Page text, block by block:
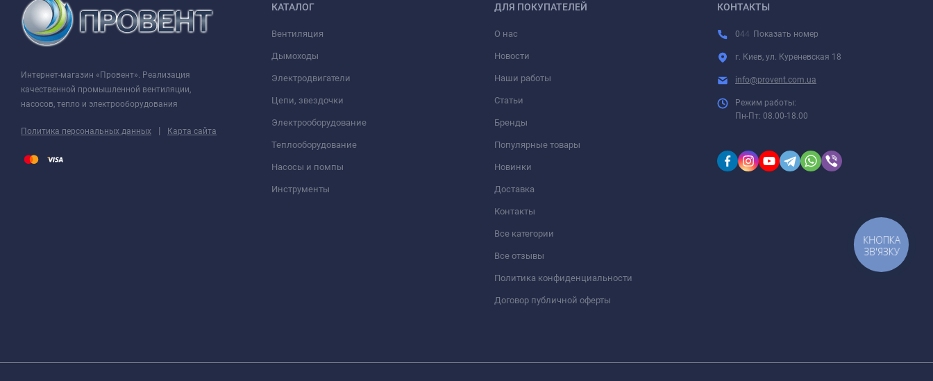
Интернет-магазин «Провент». Реализация
качественной промышленной вентиляции,
насосов, тепло и электрооборудования
Политика персональных данных | Карта сайта
КАТАЛОГ
Вентиляция
Дымоходы
Электродвигатели
Цепи, звездочки
Электрооборудование
Теплооборудование
Насосы и помпы
Инструменты
ДЛЯ ПОКУПАТЕЛЕЙ
О нас
Новости
Наши работы
Статьи
Бренды
Популярные товары
Новинки
Доставка
Контакты
Все категории
Все отзывы
Политика конфиденциальности
Договор публичной оферты
КОНТАКТЫ
044 Показать номер
г. Киев, ул. Куреневская 18
info@provent.com.ua
Режим работы:
Пн-Пт: 08.00-18.00
КНОПКА
ЗВ'ЯЗКУ